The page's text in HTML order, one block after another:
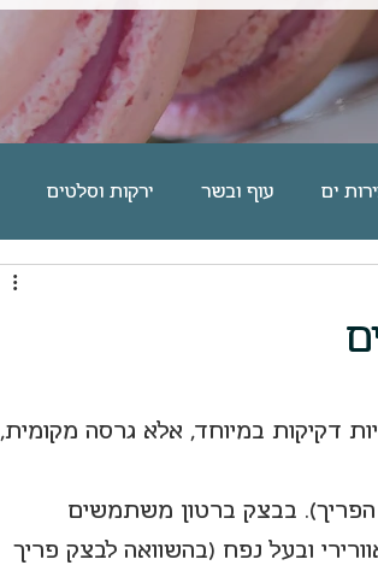
ים עוף ובשר ירקות וסלטים
דקיקות במיוחד, אלא גרסה מקומית,
הפריך). בבצק ברטון משתמשים
ובעל נפח (בהשוואה לבצק פריך